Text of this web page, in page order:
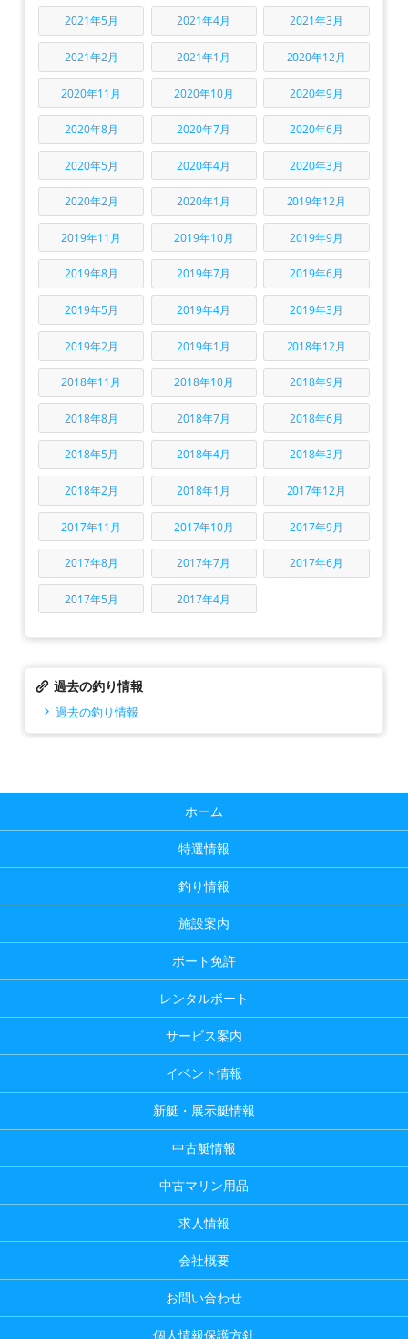
2021年5月 2021年4月 2021年3月
2021年2月 2021年1月 2020年12月
2020年11月 2020年10月 2020年9月
2020年8月 2020年7月 2020年6月
2020年5月 2020年4月 2020年3月
2020年2月 2020年1月 2019年12月
2019年11月 2019年10月 2019年9月
2019年8月 2019年7月 2019年6月
2019年5月 2019年4月 2019年3月
2019年2月 2019年1月 2018年12月
2018年11月 2018年10月 2018年9月
2018年8月 2018年7月 2018年6月
2018年5月 2018年4月 2018年3月
2018年2月 2018年1月 2017年12月
2017年11月 2017年10月 2017年9月
2017年8月 2017年7月 2017年6月
2017年5月 2017年4月
過去の釣り情報
過去の釣り情報
ホーム
特選情報
釣り情報
施設案内
ボート免許
レンタルボート
サービス案内
イベント情報
新艇・展示艇情報
中古艇情報
中古マリン用品
求人情報
会社概要
お問い合わせ
個人情報保護方針